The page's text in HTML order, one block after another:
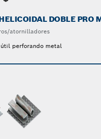
DOBLE PRO
atornilladores
perforando metal